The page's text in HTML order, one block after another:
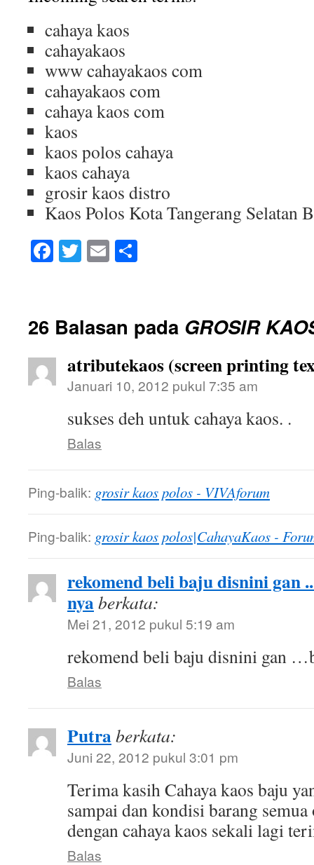
cahaya kaos
cahayakaos
www cahayakaos com
cahayakaos com
cahaya kaos com
kaos
kaos polos cahaya
kaos cahaya
grosir kaos distro
Kaos Polos Kota Tangerang Selatan
Facebook
Twitter
Email
26 Balasan pada GROSIR
atributekaos (screen printing
Januari 10, 2012 pukul 7:35 am
sukses deh untuk cahaya kaos. .
Balas
Ping-balik: grosir kaos polos - VIVAforum
Ping-balik: grosir kaos polos|CahayaKaos -
rekomend beli baju disnini gan
nyaberkata:
Mei 21, 2012 pukul 5:19 am
rekomend beli baju disnini gan
Balas
Putraberkata:
Juni 22, 2012 pukul 3:01 pm
Terima kasih Cahaya kaos baju
sampai dan kondisi barang
dengan cahaya kaos sekali lagi
Balas